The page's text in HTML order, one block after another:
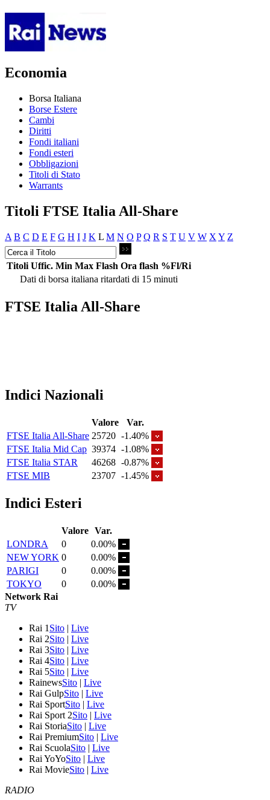
Economia
Borsa Italiana
Borse Estere
Cambi
Diritti
Fondi italiani
Fondi esteri
Obbligazioni
Titoli di Stato
Warrants
Titoli FTSE Italia All-Share
A B C D E F G H I J K L M N O P Q R S T U V W X Y Z
Titoli Uffic. Min Max Flash Ora flash %Fl/Ri
Dati di borsa italiana ritardati di 15 minuti
FTSE Italia All-Share
Indici Nazionali
Valore
Var.
FTSE Italia All-Share 25720 -1.40%
FTSE Italia Mid Cap 39374 -1.08%
FTSE Italia STAR
46268 -0.87%
FTSE MIB
23707 -1.45%
Indici Esteri
Valore Var.
LONDRA
0
0.00%
NEW YORK 0
0.00%
PARIGI
0
0.00%
TOKYO
0
0.00%
Network Rai
TV
Rai 1 Sito | Live
Rai 2Sito | Live
Rai 3Sito | Live
Rai 4Sito | Live
Rai 5Sito | Live
RainewsSito | Live
Rai GulpSito | Live
Rai SportSito | Live
Rai Sport 2Sito | Live
Rai StoriaSito | Live
Rai PremiumSito | Live
Rai ScuolaSito | Live
Rai YoYoSito | Live
Rai MovieSito | Live
RADIO